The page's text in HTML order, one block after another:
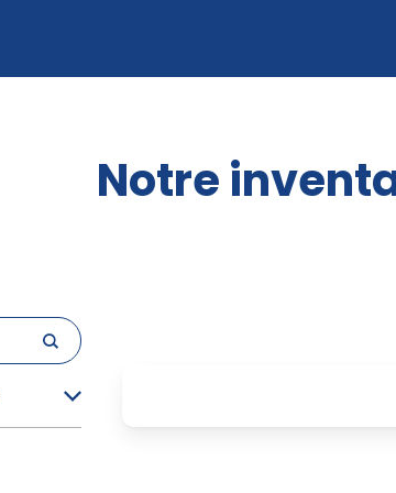
Notre